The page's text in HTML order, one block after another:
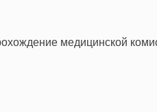
медицинской